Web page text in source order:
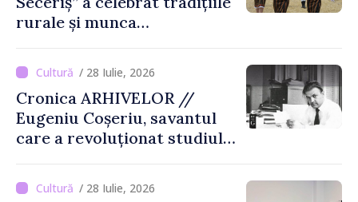
rurale și munca
/ 28 Iulie, 2026
Cronica ARHIVELOR //
Eugeniu Coșeriu, savantul
care a revoluționat studiul
/ 28 Iulie, 2026